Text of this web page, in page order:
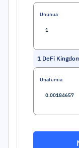
Ununua
1 DeFi
Unatumia